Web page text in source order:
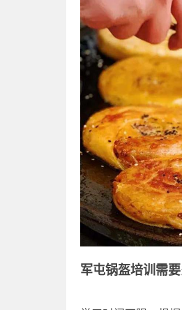
军屯锅盔培训需